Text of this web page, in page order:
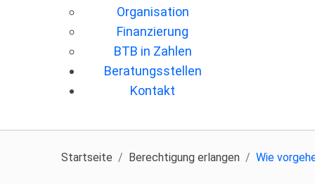
Organisation
Finanzierung
BTB in Zahlen
Beratungsstellen
Kontakt
Startseite Berechtigung erlangen Wie